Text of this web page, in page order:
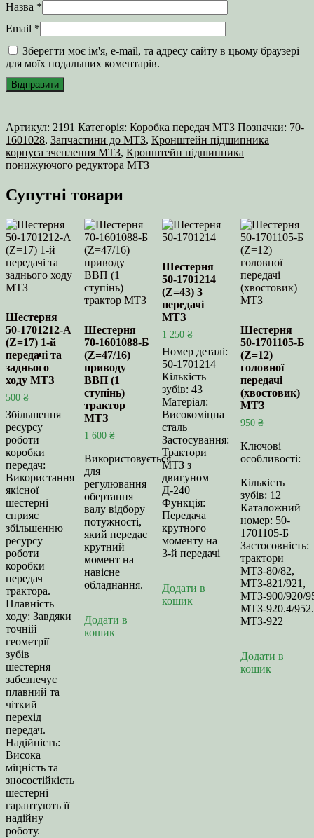
Назва *
Email *
Зберегти моє ім'я, e-mail, та адресу сайту в цьому браузері
для моїх подальших коментарів.
Артикул: 2191 Категорія: Коробка передач МТЗ Позначки: 70-
1601028, Запчастини до МТЗ, Кронштейн підшипника
корпуса зчеплення МТЗ, Кронштейн підшипника
понижуючого редуктора МТЗ
Супутні товари
Шестерня
50-1701212-А
(Z=17) 1-й
передачі та
заднього
ходу МТЗ
500 ₴
Збільшення
ресурсу
роботи
коробки
передач:
Використання
якісної
шестерні
сприяє
збільшенню
ресурсу
роботи
коробки
передач
трактора.
Плавність
ходу: Завдяки
точній
геометрії
зубів
шестерня
забезпечує
плавний та
чіткий
перехід
передач.
Надійність:
Висока
міцність та
зносостійкість
шестерні
гарантують її
надійну
роботу.
Шестерня
70-1601088-Б
(Z=47/16)
приводу
ВВП (1
ступінь)
трактор
МТЗ
1 600 ₴
Використовується
для
регулювання
обертання
валу відбору
потужності,
який передає
крутний
момент на
навісне
обладнання.
Додати в
кошик
Шестерня
50-1701214
(Z=43) 3
передачі
МТЗ
1 250₴
Номер деталі:
50-1701214
Кількість
зубів: 43
Матеріал:
Високоміцна
сталь
Застосування:
Трактори
МТЗ з
двигуном
Д-240
Функція:
Передача
крутного
моменту на
3-й передачі
Додати в
кошик
Шестерня
50-1701105-Б
(Z=12)
головної
передачі
(хвостовик)
МТЗ
950 ₴
Ключові
особливості:
Кількість
зубів: 12
Каталожний
номер: 50-
1701105-Б
Застосовність:
трактори
МТЗ-80/82,
МТЗ-821/921,
МТЗ-900/920/
МТЗ-920.4/
МТЗ-922
Додати в
кошик